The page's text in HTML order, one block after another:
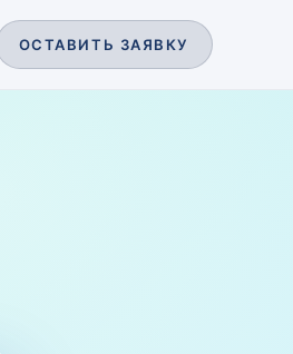
ОСТАВИТЬ ЗАЯВКУ